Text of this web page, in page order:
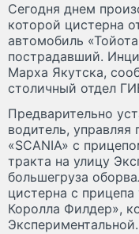
Сегодня днем
которой цистерна
автомобиль
пострадавший.
Марха Якутска,
столичный отдел
Предварительно
водитель,
«SCANIA» c
тракта на улицу
большегруза
цистерна с
Королла Филдер»,
Экспериментальной.